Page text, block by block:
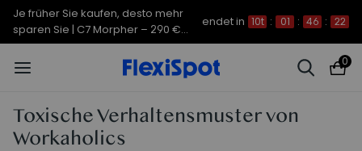
Je früher Sie kaufen, desto mehr
sparen Sie | C7 Morpher – 290 €
Rabatt
endet in 10t : 01 : 46 : 21
0
Toxische Verhaltensmuster von
Workaholics